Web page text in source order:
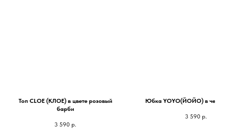
Топ CLOE (КЛОЕ) в цвете розовый
барби
3 590 р.
Юбка YOYO(ЙОЙО) в
3 590 р.